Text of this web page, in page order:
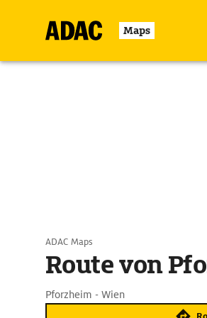
Maps
ADAC Maps
Route von
Pforzheim - Wien